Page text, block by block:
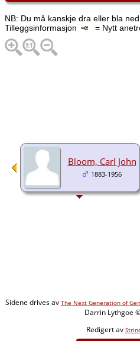
NB: Du må kanskje dra eller bla
Tilleggsinformasjon
= Nytt
Bloom, Carl John
1883-1956
Sidene drives av The Next Generation of
Darrin Lythgoe
Redigert av